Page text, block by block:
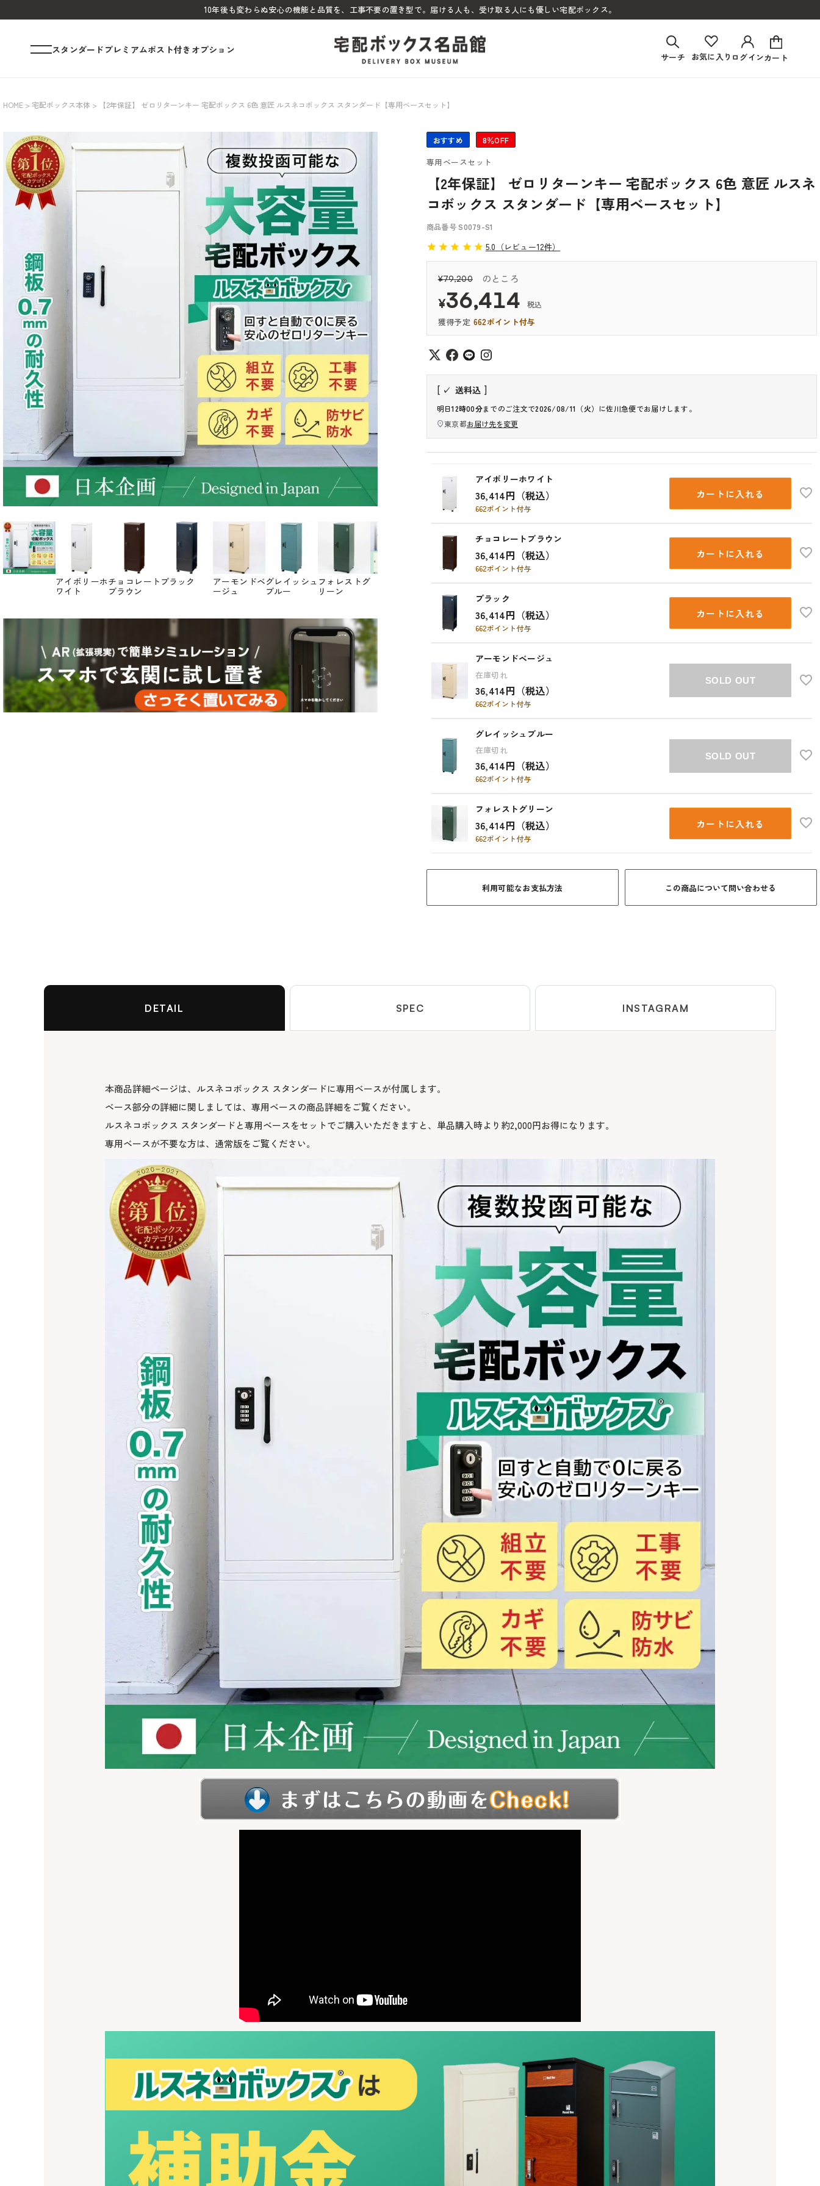
10年後も変わらぬ安心の機能と品質を、工事不要の置き型で。届ける人も、受け取る人にも優しい宅配ボックス。
スタンダード プレミアムポスト付き オプション
サーチ お気に入り ログインカート
HOME 宅配ボックス本体 【2年保証】 ゼロリターンキー 宅配ボックス 6色 意匠 ルスネコボックス スタンダード【専用ベースセット】
アイボリーホ
ワイト
チョコレート
ブラウン
ブラック
アーモンドベ
ージュ
グレイッシュ
ブルー
フォレストグ
リーン
おすすめ 8％OFF
専用ベースセット
【2年保証】 ゼロリターンキー 宅配ボックス 6色 意匠 ルスネ
コボックス スタンダード【専用ベースセット】
商品番号S0079-S1
5.0（レビュー12件）
¥79,200 のところ
¥36,414 税込
662ポイント
送料込
明日12時00分までのご注文で2026/08/11（火） に佐川急便でお届けします。
東京都お届け先を変更
アイボリーホワイト
36,414円（税込）
662ポイント付与
カートに入れる
チョコレートブラウン
36,414円（税込）
662ポイント付与
カートに入れる
ブラック
36,414円（税込）
662ポイント付与
カートに入れる
アーモンドベージュ
在庫切れ
36,414円（税込）
662ポイント付与
SOLD OUT
グレイッシュブルー
在庫切れ
36,414円（税込）
662ポイント付与
SOLD OUT
フォレストグリーン
36,414円（税込）
662ポイント付与
カートに入れる
利用可能なお支払方法 この商品について問い合わせる
DETAIL SPEC INSTAGRAM
本商品詳細ページは、ルスネコボックス スタンダードに専用ベースが付属します。
ベース部分の詳細に関しましては、 専用ベースの商品詳細をご覧ください。
ルスネコボックス スタンダードと専用ベースをセットでご購入いただきますと、単品購入時より約2,000円お得になります。
専用ベースが不要な方は、 通常版をご覧ください。